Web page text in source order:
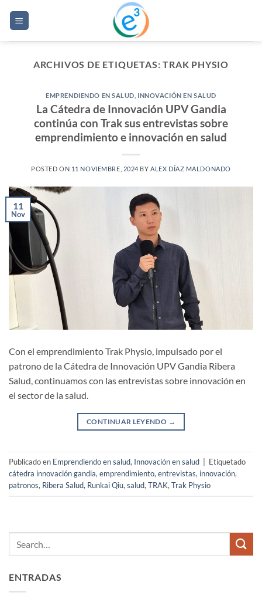
ARCHIVOS DE ETIQUETAS:TRAK PHYSIO
EMPRENDIENDO EN SALUD INNOVACIÓN EN SALUD
La Cátedra de Innovación UPV Gandia
continúa con Trak sus entrevistas sobre
emprendimiento e innovación en salud
POSTED ON 11 NOVIEMBRE, 2024 BY ALEX DÍAZ MALDONADO
11
Nov
Con el emprendimiento Trak Physio, impulsado por el
patrono de la Cátedra de Innovación UPV Gandia Ribera
Salud, continuamos con las entrevistas sobre innovación en
el sector de la salud.
CONTINUAR LEYENDO →
Publicado en Emprendiendo en salud, Innovación en salud
Etiquetado
cátedra innovación gandia,emprendimiento,entrevistas, innovación,
patronos, Ribera Salud, Runkai Qiu,salud,TRAK,Trak Physio
ENTRADAS